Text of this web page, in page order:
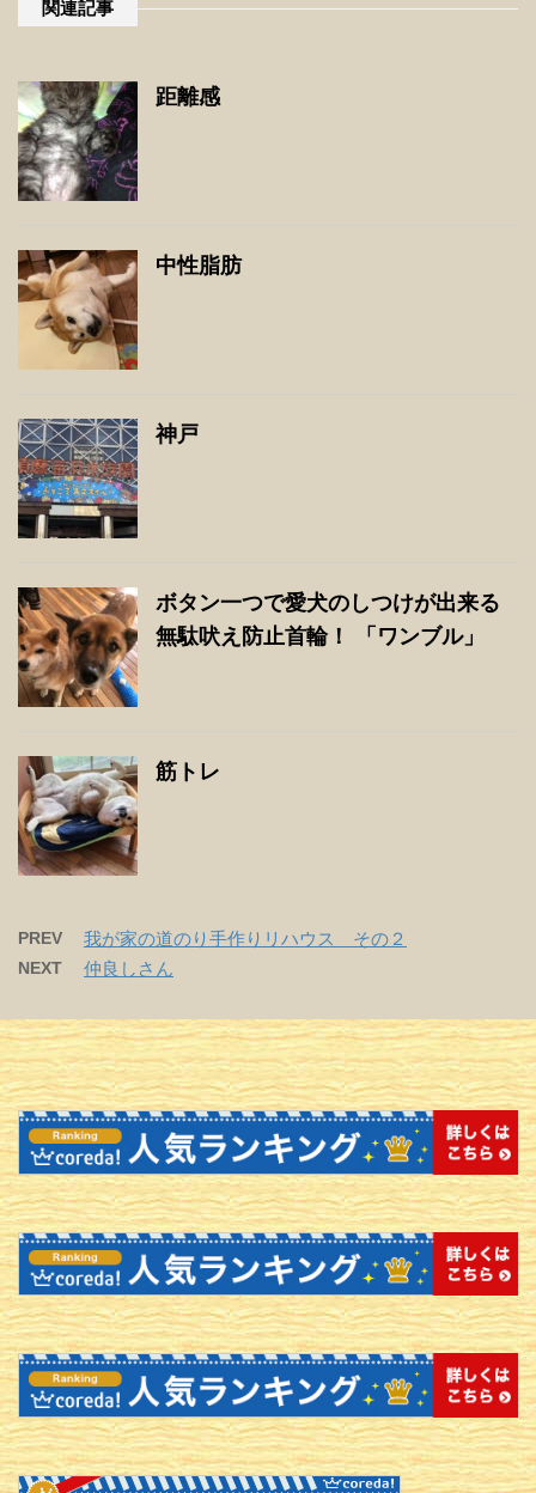
関連記事
距離感
中性脂肪
神戸
ボタン一つで愛犬のしつけが出来る
無駄吠え防止首輪！ 「ワンブル」
筋トレ
PREV 我が家の道のり手作りリハウス その２
NEXT 仲良しさん